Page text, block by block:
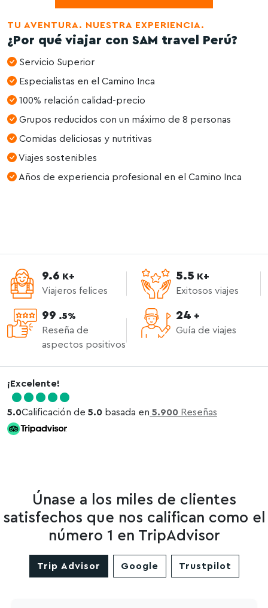
TU AVENTURA. NUESTRA EXPERIENCIA.
¿Por qué viajar con SAM travel Perú?
Servicio Superior
Especialistas en el Camino Inca
100% relación calidad-precio
Grupos reducidos con un máximo de 8 personas
Comidas deliciosas y nutritivas
Viajes sostenibles
Años de experiencia profesional en el Camino Inca
9.6 K+
Viajeros felices
5.5 K+
Exitosos viajes
99 .5%
Reseña de
aspectos positivos
24 +
Guía de viajes
¡Excelente!
5.0Calificación de 5.0 basada en 5.900 Reseñas
Únase a los miles de clientes
satisfechos que nos califican como el
número 1 en TripAdvisor
Trip Advisor Google Trustpilot